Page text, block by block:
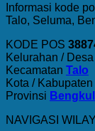
Informasi kode
Talo, Seluma,
KODE POS
Kelurahan / Desa
Kecamatan Talo
Kota / Kabupaten
Provinsi
NAVIGASI